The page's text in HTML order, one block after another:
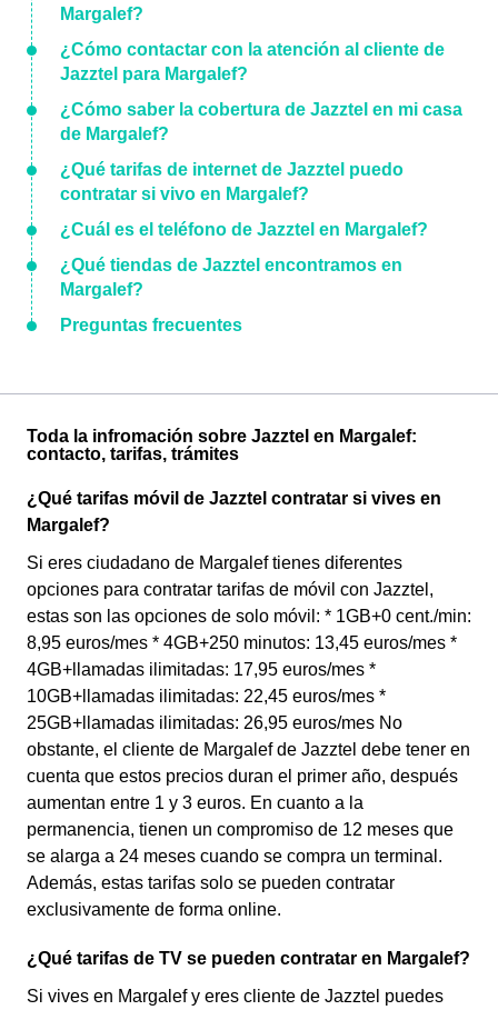
Margalef?
¿Cómo contactar con la atención al cliente de
Jazztel para Margalef?
¿Cómo saber la cobertura de Jazztel en mi casa
de Margalef?
¿Qué tarifas de internet de Jazztel puedo
contratar si vivo en Margalef?
¿Cuál es el teléfono de Jazztel en Margalef?
¿Qué tiendas de Jazztel encontramos en
Margalef?
Preguntas frecuentes
Toda la infromación sobre Jazztel en Margalef:
contacto, tarifas, trámites
¿Qué tarifas móvil de Jazztel contratar si vives en
Margalef?
Si eres ciudadano de Margalef tienes diferentes
opciones para contratar tarifas de móvil con Jazztel,
estas son las opciones de solo móvil: * 1GB+0 cent./min:
8,95 euros/mes * 4GB+250 minutos: 13,45 euros/mes *
4GB+llamadas ilimitadas: 17,95 euros/mes *
10GB+llamadas ilimitadas: 22,45 euros/mes *
25GB+llamadas ilimitadas: 26,95 euros/mes No
obstante, el cliente de Margalef de Jazztel debe tener en
cuenta que estos precios duran el primer año, después
aumentan entre 1 y 3 euros. En cuanto a la
permanencia, tienen un compromiso de 12 meses que
se alarga a 24 meses cuando se compra un terminal.
Además, estas tarifas solo se pueden contratar
exclusivamente de forma online.
¿Qué tarifas de TV se pueden contratar en Margalef?
Si vives en Margalef y eres cliente de Jazztel puedes